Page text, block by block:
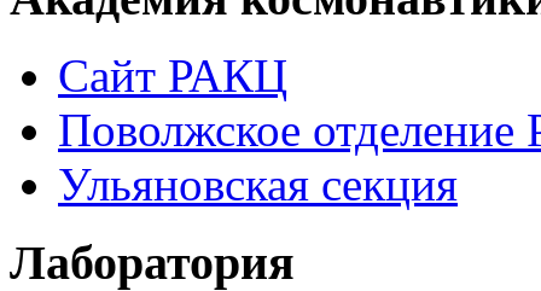
Сайт РАКЦ
Поволжское
Ульяновская секция
Лаборатория